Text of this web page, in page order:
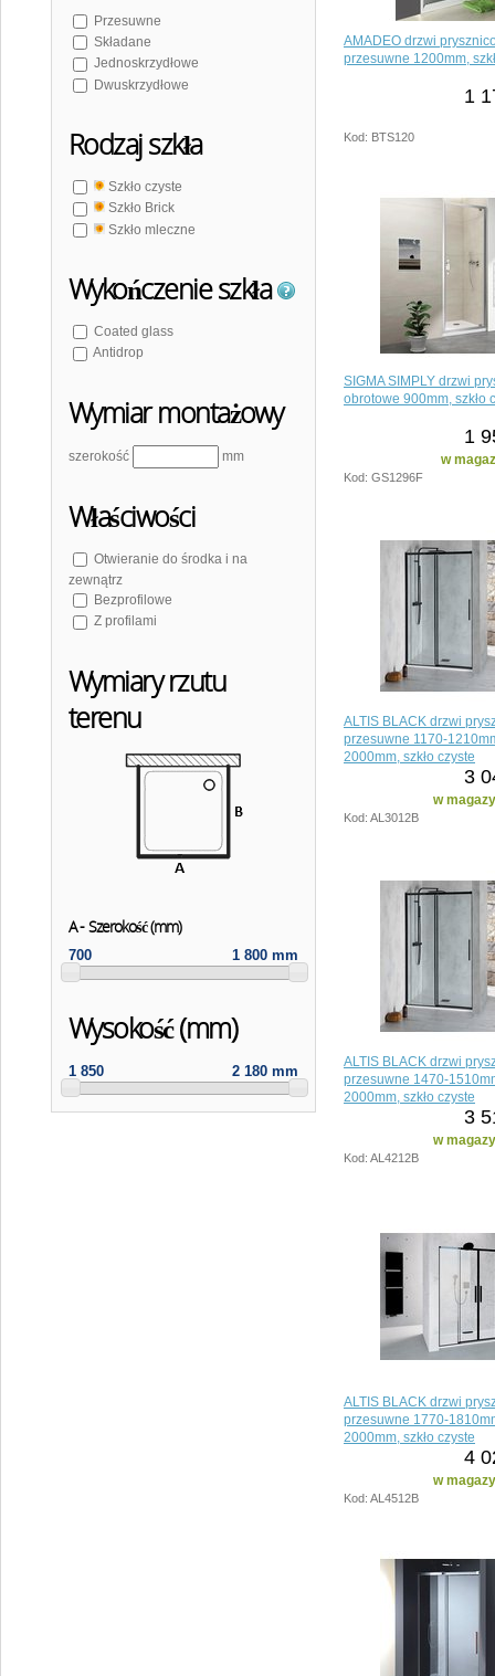
Przesuwne
Składane
Jednoskrzydłowe
Dwuskrzydłowe
Rodzaj szkła
Szkło czyste
Szkło Brick
Szkło mleczne
Wykończenie szkła
Coated glass
Antidrop
Wymiar montażowy
szerokość mm
Właściwości
Otwieranie do środka i na
zewnątrz
Bezprofilowe
Z profilami
Wymiary rzutu
terenu
A - Szerokość (mm)
700 1 800 mm
Wysokość (mm)
1 850 2 180 mm
AMADEO drzwi
przesuwne 1200mm,
1
Kod: BTS120
SIGMA SIMPLY drzwi
obrotowe 900mm, szkło
1
w
Kod: GS1296F
ALTIS BLACK drzwi
przesuwne 1170-
2000mm, szkło czyste
3
w
Kod: AL3012B
ALTIS BLACK drzwi
przesuwne 1470-
2000mm, szkło czyste
3
w
Kod: AL4212B
ALTIS BLACK drzwi
przesuwne 1770-
2000mm, szkło czyste
4
w
Kod: AL4512B